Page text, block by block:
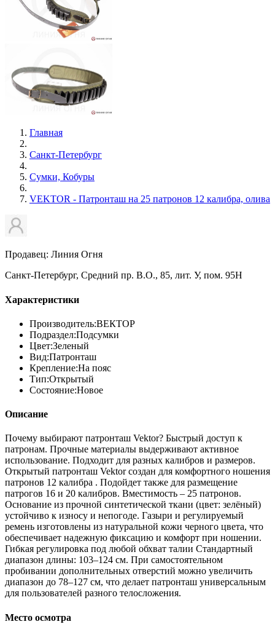
Главная
Санкт-Петербург
Сумки, Кобуры
VEKTOR - Патронташ на 25 патронов 12 калибра, олива
Продавец: Линия Огня
Санкт-Петербург, Средний пр. В.О., 85, лит. У, пом. 95Н
Характеристики
Производитель:ВЕКТОР
Подраздел:Подсумки
Цвет:Зеленый
Вид:Патронташ
Крепление:На пояс
Тип:Открытый
Состояние:Новое
Описание
Почему выбирают патронташ Vektor? Быстрый доступ к
патронам. Прочные материалы выдерживают активное
использование. Подходит для разных калибров и размеров.
Открытый патронташ Vektor создан для комфортного ношения
патронов 12 калибра . Подойдет также для размещение
патрогов 16 и 20 калибров. Вместимость – 25 патронов.
Основание из прочной синтетической ткани (цвет: зелёный)
устойчиво к износу и непогоде. Газыри и регулируемый
ремень изготовлены из натуральной кожи черного цвета, что
обеспечивает надежную фиксацию и комфорт при ношении.
Гибкая регулировка под любой обхват талии Стандартный
диапазон длины: 103–124 см. При самостоятельном
пробивании дополнительных отверстий можно увеличить
диапазон до 78–127 см, что делает патронташ универсальным
для пользователей разного телосложения.
Место осмотра